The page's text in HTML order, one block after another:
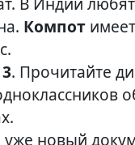
Компот
. Прочитайте
новый